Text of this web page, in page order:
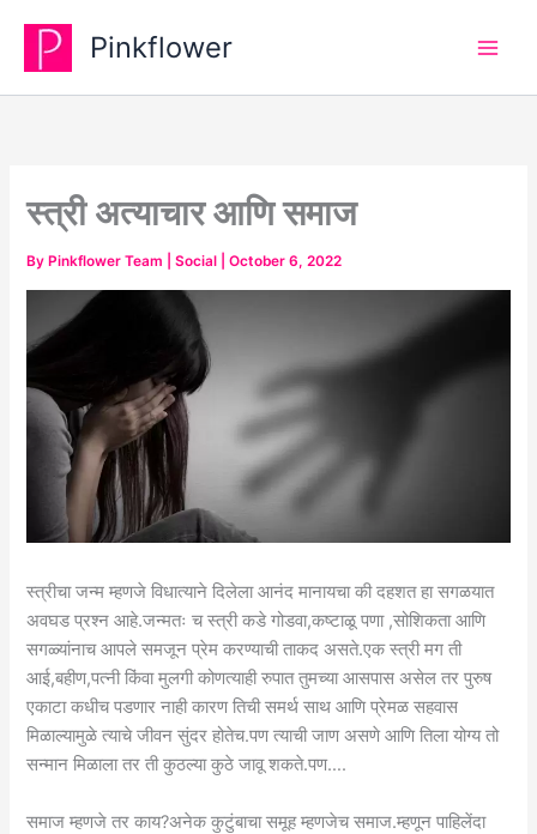
content
Pinkflower
स्त्री अत्याचार आणि समाज
By Pinkflower Team |Social |October 6, 2022
स्त्रीचा जन्म म्हणजे विधात्याने दिलेला आनंद मानायचा की दहशत हा सगळयात
अवघड प्रश्न आहे.जन्मतः च स्त्री कडे गोडवा,कष्टाळू पणा ,सोशिकता आणि
सगळ्यांनाच आपले समजून प्रेम करण्याची ताकद असते.एक स्त्री मग ती
आई,बहीण,पत्नी किंवा मुलगी कोणत्याही रुपात तुमच्या आसपास असेल तर पुरुष
एकाटा कधीच पडणार नाही कारण तिची समर्थ साथ आणि प्रेमळ सहवास
मिळाल्यामुळे त्याचे जीवन सुंदर होतेच.पण त्याची जाण असणे आणि तिला योग्य तो
सन्मान मिळाला तर ती कुठल्या कुठे जावू शकते.पण….
समाज म्हणजे तर काय?अनेक कुटुंबाचा समूह म्हणजेच समाज.म्हणून पाहिलेंदा